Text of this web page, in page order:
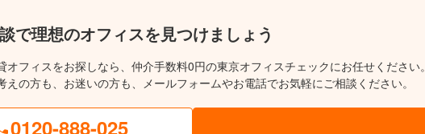
で理想のオフィスを見つけましょう
オフィスをお探しなら、仲介手数料0円の東京オフィスチェックにお任せください。
えの方も、お迷いの方も、メールフォームやお電話でお気軽にご相談ください。
0120-888-025